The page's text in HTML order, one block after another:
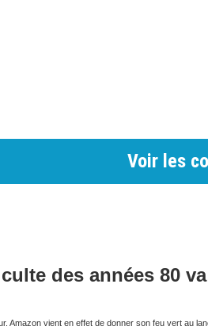
Voir les
des années 80
Amazon vient en effet de donner son feu vert au